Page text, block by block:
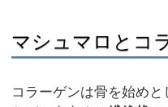
マシュマロとコ
コラーゲンは骨を始め